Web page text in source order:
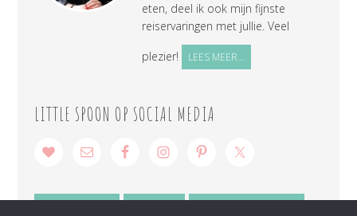
eten, deel ik ook mijn fijnste
reiservaringen met jullie. Veel
plezier!
LEES MEER...
LITTLE SPOON OP SOCIAL MEDIA